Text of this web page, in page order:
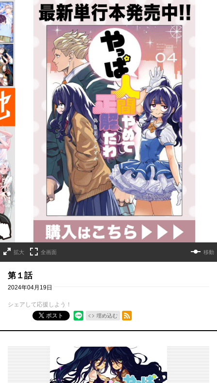
詳細ページへのリンク
拡大 全画面 移動
第１話
2024年04月19日
シェアして応援しよう！
ポスト
埋め込む
RSSフィード